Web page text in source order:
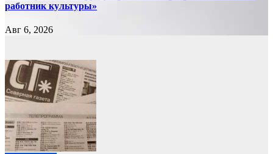
работник культуры»
Авг 6, 2026